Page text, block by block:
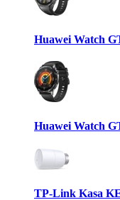
Huawei Watch
Huawei Watch
TP-Link Kasa